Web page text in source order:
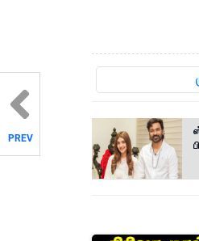
PREV